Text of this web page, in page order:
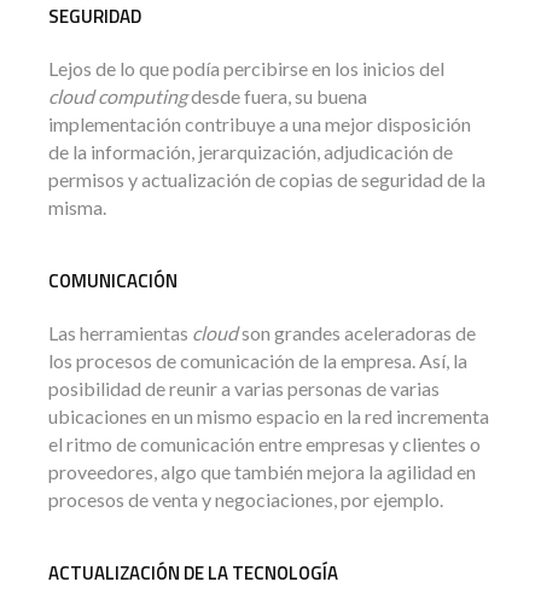
SEGURIDAD
Lejos de lo que podía percibirse en los inicios del
cloud computingdesde fuera, su buena
implementación contribuye a una mejor disposición
de la información, jerarquización, adjudicación de
permisos y actualización de copias de seguridad de la
misma.
COMUNICACIÓN
Las herramientas cloudson grandes aceleradoras de
los procesos de comunicación de la empresa. Así, la
posibilidad de reunir a varias personas de varias
ubicaciones en un mismo espacio en la red incrementa
el ritmo de comunicación entre empresas y clientes o
proveedores, algo que también mejora la agilidad en
procesos de venta y negociaciones, por ejemplo.
ACTUALIZACIÓN DE LA TECNOLOGÍA